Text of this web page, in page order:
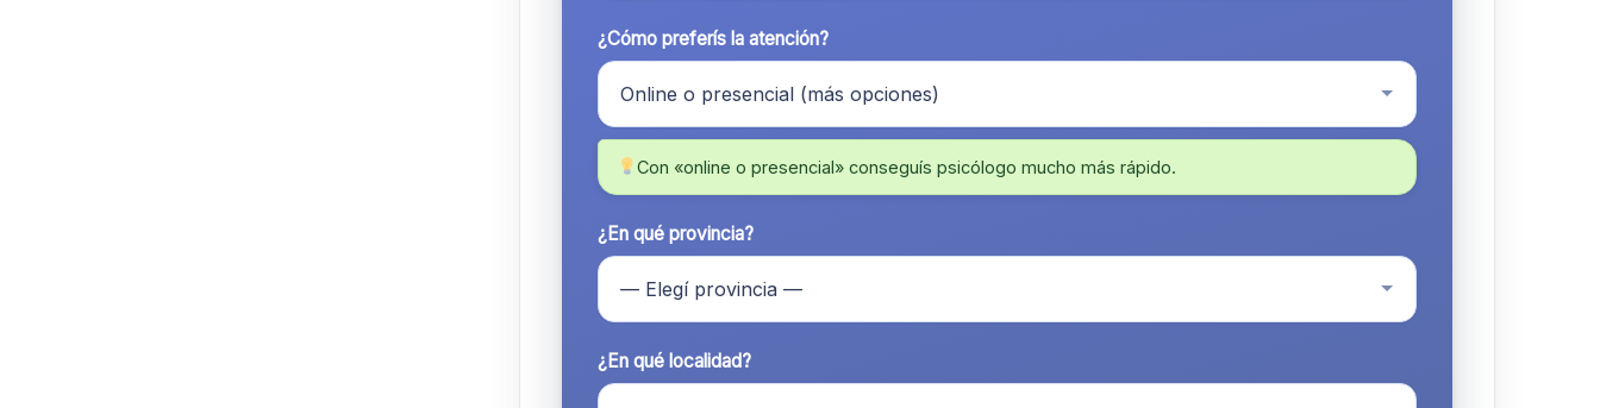
¿Cómo preferís la atención?
Con «online o presencial» conseguís psicólogo mucho más rápido.
¿En qué provincia?
¿En qué localidad?